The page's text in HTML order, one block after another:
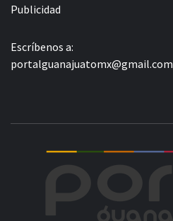
Publicidad
Escríbenos a:
portalguanajuatomx@gmail.com